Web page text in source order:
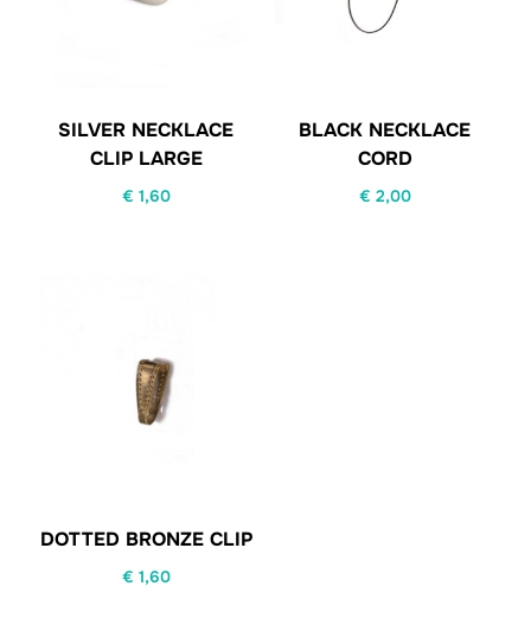
SILVER NECKLACE
CLIP LARGE
€ 1,60
BLACK NECKLACE
CORD
€ 2,00
DOTTED BRONZE CLIP
€ 1,60